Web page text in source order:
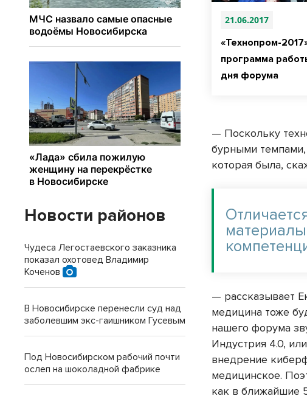
21.06.2017
«Технопром-
программа
дня форума
— Поскольку
бурными темпами,
которая была,
— рассказывает
медицина тоже
нашего форума
Индустрия 4.0,
внедрение
медицинское.
как в ближайшие
Новости районов
Чудеса Легостаевского заказника
показал охотовед Владимир
Коченов
В Новосибирске перенесли суд над
заболевшим экс-гаишником Гусевым
Под Новосибирском рабочий почти
ослеп на шоколадной фабрике